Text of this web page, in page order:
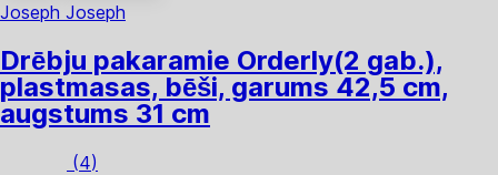
Joseph Joseph
Drēbju pakaramie Orderly(2 gab.),
plastmasas, bēši, garums 42,5 cm,
augstums 31 cm
(4)